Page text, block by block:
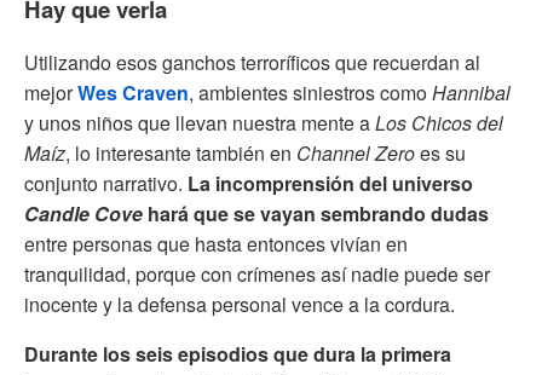
Hay que verla
Utilizando esos ganchos terroríficos que recuerdan al
mejorWes Craven, ambientes siniestros comoHannibal
y unos niños que llevan nuestra mente aLos Chicos del
Maíz, lo interesante también en Channel Zeroes su
conjunto narrativo. La incomprensión del universo
Candle Cove hará que se vayan sembrando dudas
entre personas que hasta entonces vivían en
tranquilidad, porque con crímenes así nadie puede ser
inocente y la defensa personal vence a la cordura.
Durante los seis episodios que dura la primera